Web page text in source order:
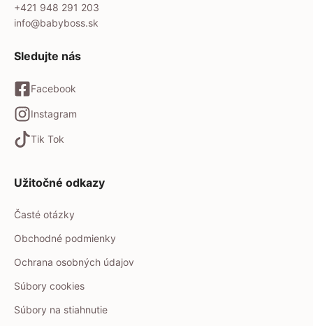
+421 948 291 203
info@babyboss.sk
Sledujte nás
Facebook
Instagram
Tik Tok
Užitočné odkazy
Časté otázky
Obchodné podmienky
Ochrana osobných údajov
Súbory cookies
Súbory na stiahnutie